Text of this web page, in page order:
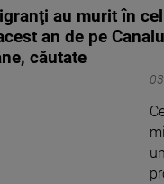
au murit în
an de pe
căutate